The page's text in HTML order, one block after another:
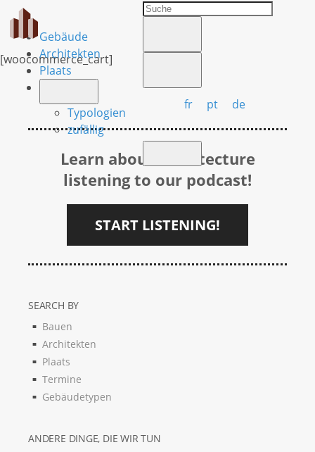
Gebäude
Architekten
Plaats
Typologien
zufällig
fr pt de
[woocommerce_cart]
Learn about Architecture
listening to our podcast!
START LISTENING!
SEARCH BY
Bauen
Architekten
Plaats
Termine
Gebäudetypen
ANDERE DINGE, DIE WIR TUN